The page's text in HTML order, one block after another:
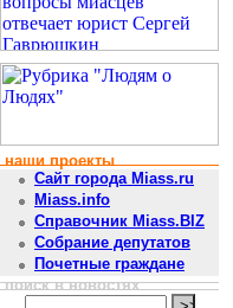
наши проекты
Сайт города Miass.ru
Miass.info
Справочник Miass.BIZ
Собрание депутатов
Почетные граждане
поиск в новостях